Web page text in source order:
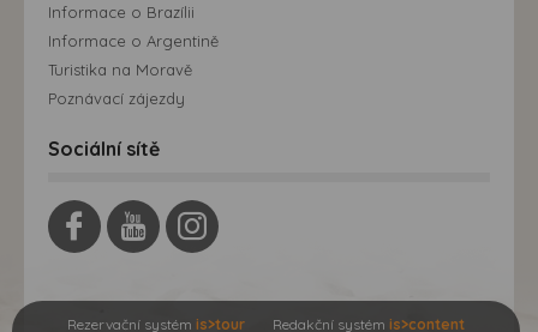
Informace o Brazílii
Informace o Argentině
Turistika na Moravě
Poznávací zájezdy
Sociální sítě
Rezervační systém is>tour Redakční systém is>content